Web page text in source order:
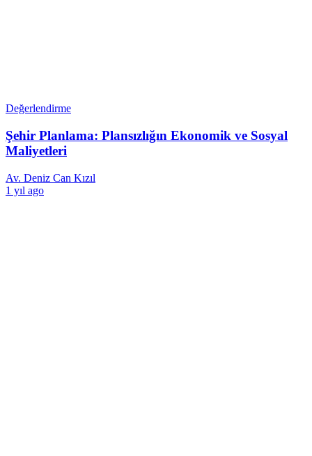
Değerlendirme
Şehir Planlama: Plansızlığın Ekonomik ve Sosyal
Maliyetleri
Av. Deniz Can Kızıl
1 yıl ago